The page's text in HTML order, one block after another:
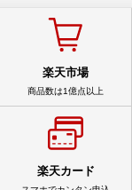
楽天市場
商品数は1億点以上
楽天カード